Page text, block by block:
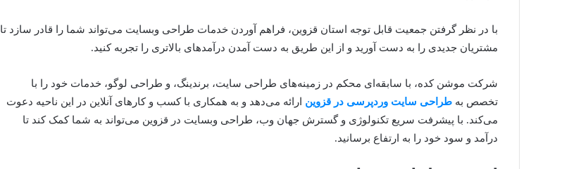
با در نظر گرفتن جمعیت قابل توجه استان قزوین، فراهم آوردن خدمات طراحی وبسایت می‌تواند شما را قادر سازد تا
مشتریان جدیدی را به دست آورید و از این طریق به دست آمدن درآمدهای بالاتری را تجربه کنید.
شرکت موشن کده، با سابقه‌ای محکم در زمینه‌های طراحی سایت، برندینگ، و طراحی لوگو، خدمات خود را با
تخصص به طراحی سایت وردپرسی در قزوین ارائه می‌دهد و به همکاری با کسب و کارهای آنلاین در این ناحیه دعوت
می‌کند. با پیشرفت سریع تکنولوژی و گسترش جهان وب، طراحی وبسایت در قزوین می‌تواند به شما کمک کند تا
درآمد و سود خود را به ارتفاع برسانید.